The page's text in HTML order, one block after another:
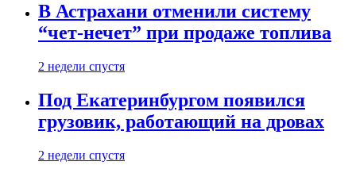
В Астрахани отменили систему
“чет-нечет” при продаже топлива
2 недели спустя
Под Екатеринбургом появился
грузовик, работающий на дровах
2 недели спустя